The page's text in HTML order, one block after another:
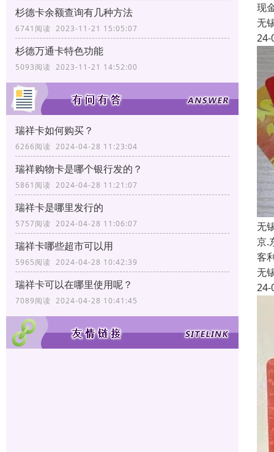
杉德卡余额查询有几种方法
6741阅读 2023-11-21 15:05:07
杉德万通卡特色功能
5093阅读 2023-11-21 14:52:00
瑞祥卡如何购买？
6266阅读 2024-04-28 11:23:04
瑞祥购物卡是哪个银行发的？
5861阅读 2024-04-28 11:21:07
瑞祥卡是哪里发行的
5757阅读 2024-04-28 11:06:07
瑞祥卡哪些超市可以用
5965阅读 2024-04-28 10:42:39
瑞祥卡可以在哪里使用呢？
7089阅读 2024-04-28 10:41:45
现
无
24-
无
京.
客
无
24-